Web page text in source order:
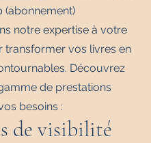
(abonnement)
notre expertise à votre
transformer vos livres en
Découvrez
de prestations
besoins :
de visibilité